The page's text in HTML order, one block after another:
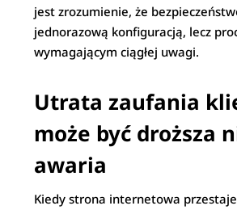
jest zrozumienie, że
jednorazową konfiguracją, lecz
wymagającym ciągłej uwagi.
Utrata zaufania
może być droższa
awaria
Kiedy strona internetowa przestaje